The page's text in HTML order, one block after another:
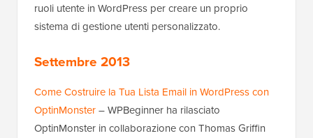
ruoli utente in WordPress per creare un proprio
sistema di gestione utenti personalizzato.
Settembre 2013
Come Costruire la Tua Lista Email in WordPress con
OptinMonster– WPBeginner ha rilasciato
OptinMonster in collaborazione con Thomas Griffin